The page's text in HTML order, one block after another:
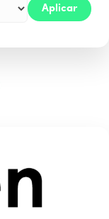
Aplicar